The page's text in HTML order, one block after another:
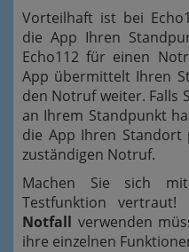
Vorteilhaft ist bei
die App Ihren
Echo112 für einen
App übermittelt Ihren
den Notruf weiter. Falls
an Ihrem Standpunkt
die App Ihren Standort
zuständigen Notruf.
Machen Sie sich
Testfunktion
Notfall verwenden
ihre einzelnen